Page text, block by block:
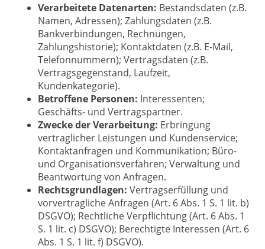
Verarbeitete Datenarten: Bestandsdaten (z.B.
Namen, Adressen); Zahlungsdaten (z.B.
Bankverbindungen, Rechnungen,
Zahlungshistorie); Kontaktdaten (z.B. E-Mail,
Telefonnummern); Vertragsdaten (z.B.
Vertragsgegenstand, Laufzeit,
Kundenkategorie).
Betroffene Personen: Interessenten;
Geschäfts- und Vertragspartner.
Zwecke der Verarbeitung: Erbringung
vertraglicher Leistungen und Kundenservice;
Kontaktanfragen und Kommunikation; Büro-
und Organisationsverfahren; Verwaltung und
Beantwortung von Anfragen.
Rechtsgrundlagen: Vertragserfüllung und
vorvertragliche Anfragen (Art. 6 Abs. 1 S. 1 lit. b)
DSGVO); Rechtliche Verpflichtung (Art. 6 Abs. 1
S. 1 lit. c) DSGVO); Berechtigte Interessen (Art. 6
Abs. 1 S. 1 lit. f) DSGVO).